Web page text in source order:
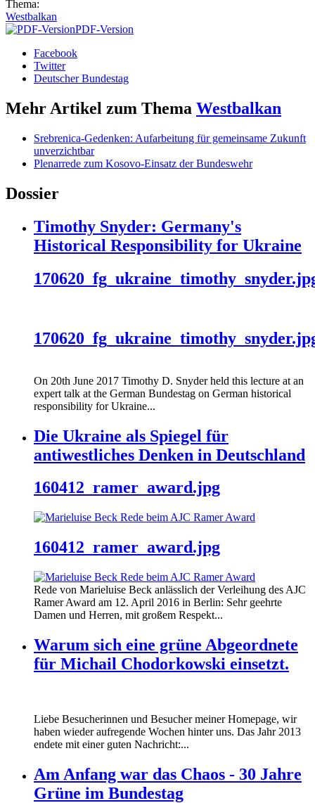
Thema:
Westbalkan
PDF-Version
Facebook
Twitter
Deutscher Bundestag
Mehr Artikel zum Thema Westbalkan
Srebrenica-Gedenken: Aufarbeitung für gemeinsame Zukunft
unverzichtbar
Plenarrede zum Kosovo-Einsatz der Bundeswehr
Dossier
Timothy Snyder: Germany's
Historical Responsibility for Ukraine
On 20th June 2017 Timothy D. Snyder held this lecture at an
expert talk at the German Bundestag on German historical
responsibility for Ukraine...
Die Ukraine als Spiegel für
antiwestliches Denken in Deutschland
160412_ramer_award.jpg
160412_ramer_award.jpg
Rede von Marieluise Beck anlässlich der Verleihung des AJC
Ramer Award am 12. April 2016 in Berlin: Sehr geehrte
Damen und Herren, mit großem Respekt...
Warum sich eine grüne Abgeordnete
für Michail Chodorkowski einsetzt.
Liebe Besucherinnen und Besucher meiner Homepage, wir
haben wieder aufregende Wochen hinter uns. Das Jahr 2013
endete mit einer guten Nachricht:...
Am Anfang war das Chaos - 30 Jahre
Grüne im Bundestag